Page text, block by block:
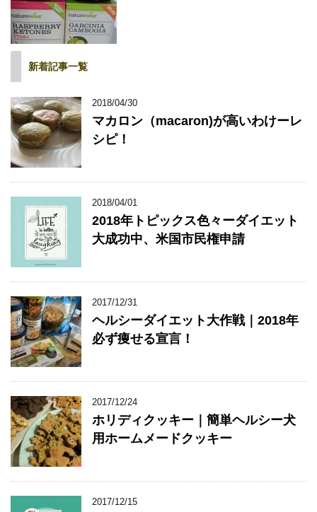
新着記事一覧
2018/04/30
マカロン（macaron)が高いわけーレ
シピ！
2018/04/01
2018年トピックス色々ーダイエット
大成功中、米国市民権申請
2017/12/31
ヘルシーダイエット大作戦｜2018年
必ず痩せる宣言！
2017/12/24
ホリディクッキー｜簡単ヘルシー犬
用ホームメードクッキー
2017/12/15